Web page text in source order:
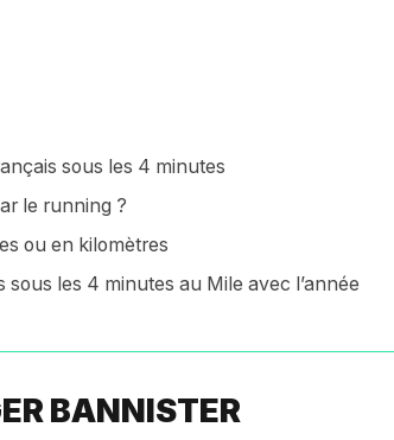
sous les 4 minutes
le running ?
ou en kilomètres
sous les 4 minutes au Mile avec l’année
BANNISTER